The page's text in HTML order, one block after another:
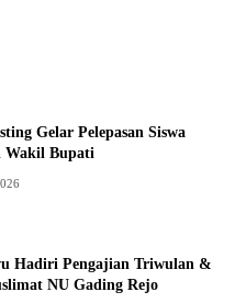
Gelar Pelepasan Siswa
Wakil Bupati
Hadiri Pengajian Triwulan &
NU Gading Rejo